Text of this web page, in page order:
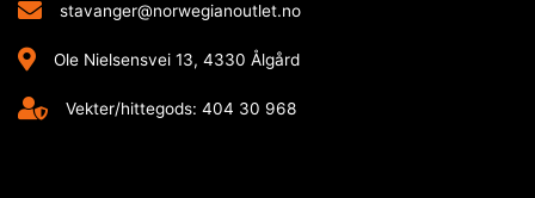
stavanger@norwegianoutlet.no
Ole Nielsensvei 13, 4330 Ålgård
Vekter/hittegods: 404 30 968